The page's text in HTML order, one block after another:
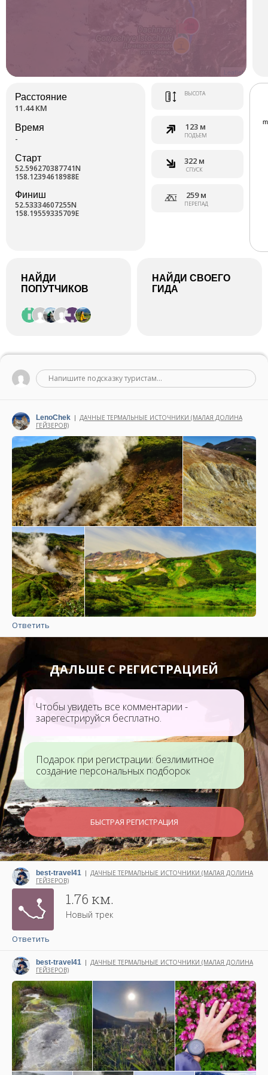
Leaflet
Расстояние
11.44 КМ
Время
-
Старт
52.596270387741N
158.12394618988E
Финиш
52.53334607255N
158.19559335709E
ВЫСОТА
123 м
ПОДЪЕМ
322 м
СПУСК
259 м
ПЕРЕПАД
m
НАЙДИ
ПОПУТЧИКОВ
НАЙДИ СВОЕГО
ГИДА
Напишите подсказку туристам...
LenoChek | ДАЧНЫЕ ТЕРМАЛЬНЫЕ ИСТОЧНИКИ (МАЛАЯ ДОЛИНА
ГЕЙЗЕРОВ)
Ответить
ДАЛЬШЕ С РЕГИСТРАЦИЕЙ
Чтобы увидеть все комментарии -
зарегестрируйся бесплатно.
Подарок при регистрации: безлимитное
создание персональных подборок
БЫСТРАЯ РЕГИСТРАЦИЯ
best-travel41 | ДАЧНЫЕ ТЕРМАЛЬНЫЕ ИСТОЧНИКИ (МАЛАЯ ДОЛИНА
ГЕЙЗЕРОВ)
Написано 25 сентября 2023
1.76 км.
Новый трек
Ответить
best-travel41 | ДАЧНЫЕ ТЕРМАЛЬНЫЕ ИСТОЧНИКИ (МАЛАЯ ДОЛИНА
ГЕЙЗЕРОВ)